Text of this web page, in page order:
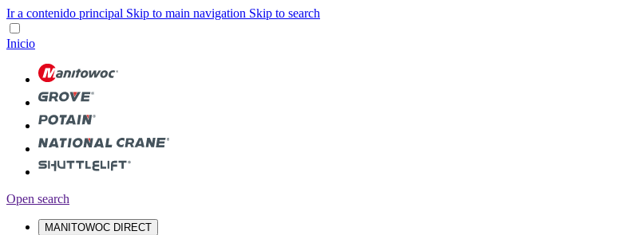
Ir a contenido principal Skip to main navigation Skip to search
Inicio
Open search
MANITOWOC DIRECT